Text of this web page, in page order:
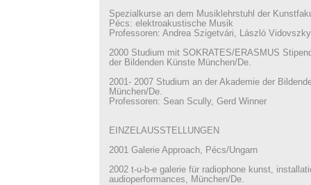
Spezialkurse an dem Musiklehrstuhl der
Pécs: elektroakustische Musik
Professoren: Andrea Szigetvári, László Vidovszky
2000 Studium mit SOKRATES/ERASMUS
der Bildenden Künste München/De.
2001- 2007 Studium an der Akademie der
München/De.
Professoren: Sean Scully, Gerd Winner
EINZELAUSSTELLUNGEN
2001 Galerie Approach, Pécs/Ungarn
2002 t-u-b-e galerie für radiophone kunst,
audioperformances, München/De.